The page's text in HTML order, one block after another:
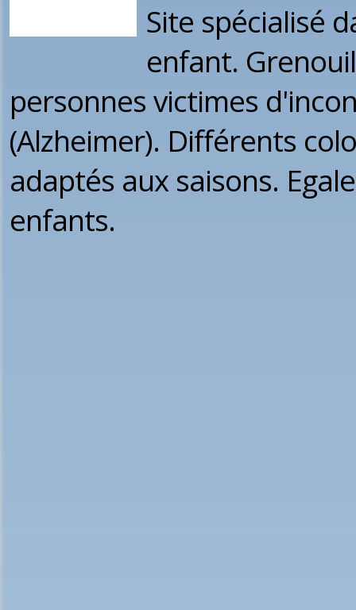
Site spécialisé
enfant.
personnes victimes
(Alzheimer). Différents
adaptés aux saisons.
enfants.